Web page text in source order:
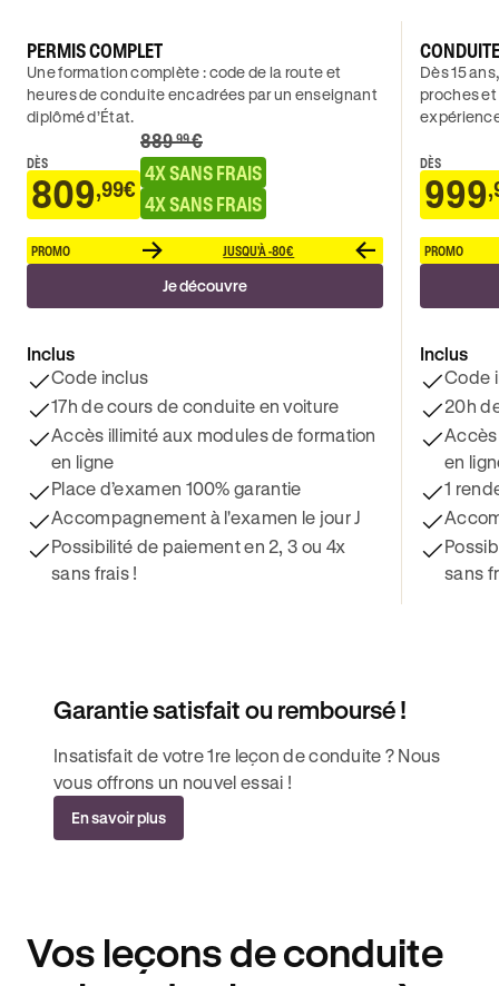
PERMIS COMPLET
Une formation complète : code de la route et
heures de conduite encadrées par un enseignant
diplômé d’État.
DÈS
809,99€
889.99€
4X SANS FRAIS
4X SANS FRAIS
PROMO JUSQU'À -80€
Je découvre
Inclus
Code inclus
17h de cours de conduite en voiture
Accès illimité aux modules de formation
en ligne
Place d’examen 100% garantie
Accompagnement à l'examen le jour J
Possibilité de paiement en 2, 3 ou 4x
sans frais !
Dès 15
proches
DÈS
999
PROMO
Inclus
Code
20h
en
1
sans
Garantie satisfait ou remboursé !
Insatisfait de votre 1re leçon de conduite ? Nous
vous offrons un nouvel essai !
En savoir plus
Vos leçons de conduite